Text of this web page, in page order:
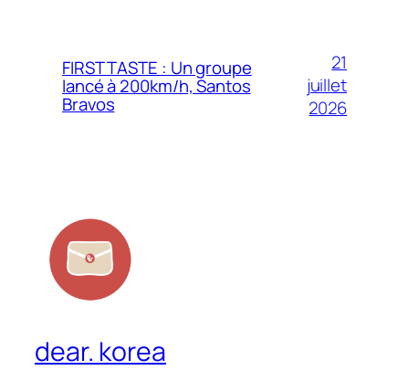
FIRST TASTE : Un groupe
lancé à 200km/h, Santos
Bravos
21
juillet
2026
dear. korea